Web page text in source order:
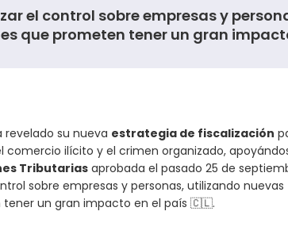
el control sobre empresas y
que prometen tener un gran
revelado su nueva estrategia de fiscalización
ilícito y el crimen organizado,
Tributarias aprobada el pasado 25 de
sobre empresas y personas, utilizando nuevas
un gran impacto en el país 🇨🇱.